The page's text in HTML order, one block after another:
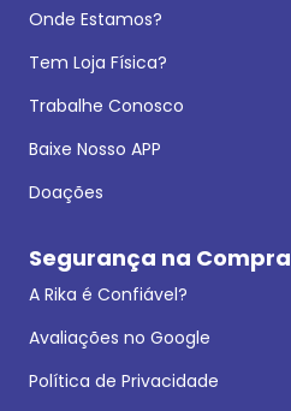
Onde Estamos?
Tem Loja Física?
Trabalhe Conosco
Baixe Nosso APP
Doações
Segurança na Compra
A Rika é Confiável?
Avaliações no Google
Política de Privacidade